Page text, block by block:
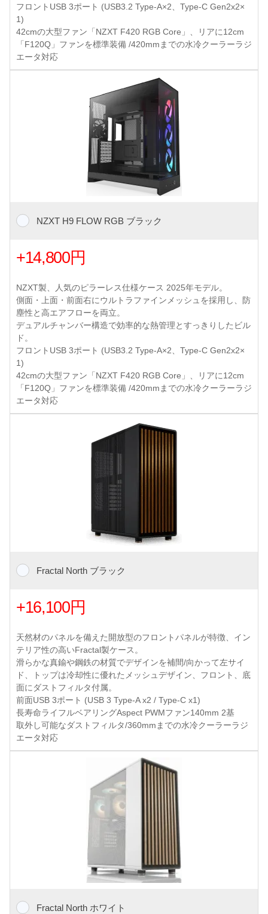
フロントUSB 3ポート (USB3.2 Type-A×2、Type-C Gen2x2×
1)
42cmの大型ファン「NZXT F420 RGB Core」、リアに12cm
「F120Q」ファンを標準装備 /420mmまでの水冷クーラーラジ
エータ対応
NZXT H9 FLOW RGB ブラック
+14,800円
NZXT製、人気のピラーレス仕様ケース 2025年モデル。
側面・上面・前面右にウルトラファインメッシュを採用し、防
塵性と高エアフローを両立。
デュアルチャンバー構造で効率的な熱管理とすっきりしたビル
ド。
フロントUSB 3ポート (USB3.2 Type-A×2、Type-C Gen2x2×
1)
42cmの大型ファン「NZXT F420 RGB Core」、リアに12cm
「F120Q」ファンを標準装備 /420mmまでの水冷クーラーラジ
エータ対応
Fractal North ブラック
+16,100円
天然材のパネルを備えた開放型のフロントパネルが特徴、イン
テリア性の高いFractal製ケース。
滑らかな真鍮や鋼鉄の材質でデザインを補間/向かって左サイ
ド、トップは冷却性に優れたメッシュデザイン、フロント、底
面にダストフィルタ付属。
前面USB 3ポート (USB 3 Type-A x2 / Type-C x1)
長寿命ライフルベアリングAspect PWMファン140mm 2基
取外し可能なダストフィルタ/360mmまでの水冷クーラーラジ
エータ対応
Fractal North ホワイト